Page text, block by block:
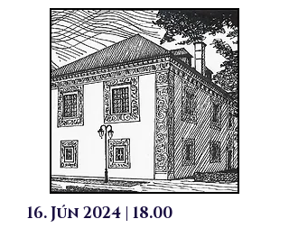
16. Jún 2024 | 18.00